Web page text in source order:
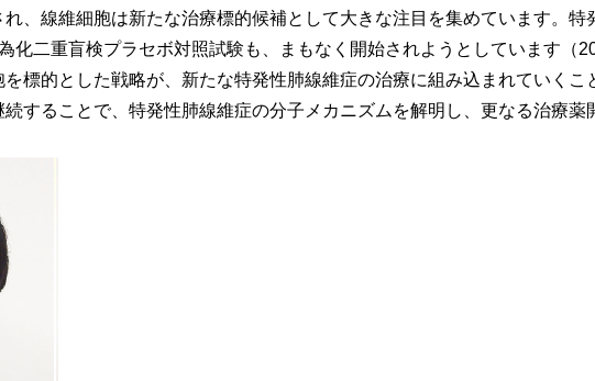
、線維細胞は新たな治療標的候補として大きな注目を集めています。特
化二重盲検プラセボ対照試験も、まもなく開始されようとしています（
標的とした戦略が、新たな特発性肺線維症の治療に組み込まれていく
することで、特発性肺線維症の分子メカニズムを解明し、更なる治療薬